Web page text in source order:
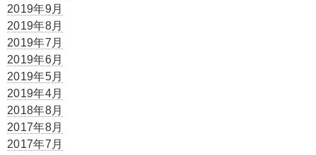
2019年9月
2019年8月
2019年7月
2019年6月
2019年5月
2019年4月
2018年8月
2017年8月
2017年7月